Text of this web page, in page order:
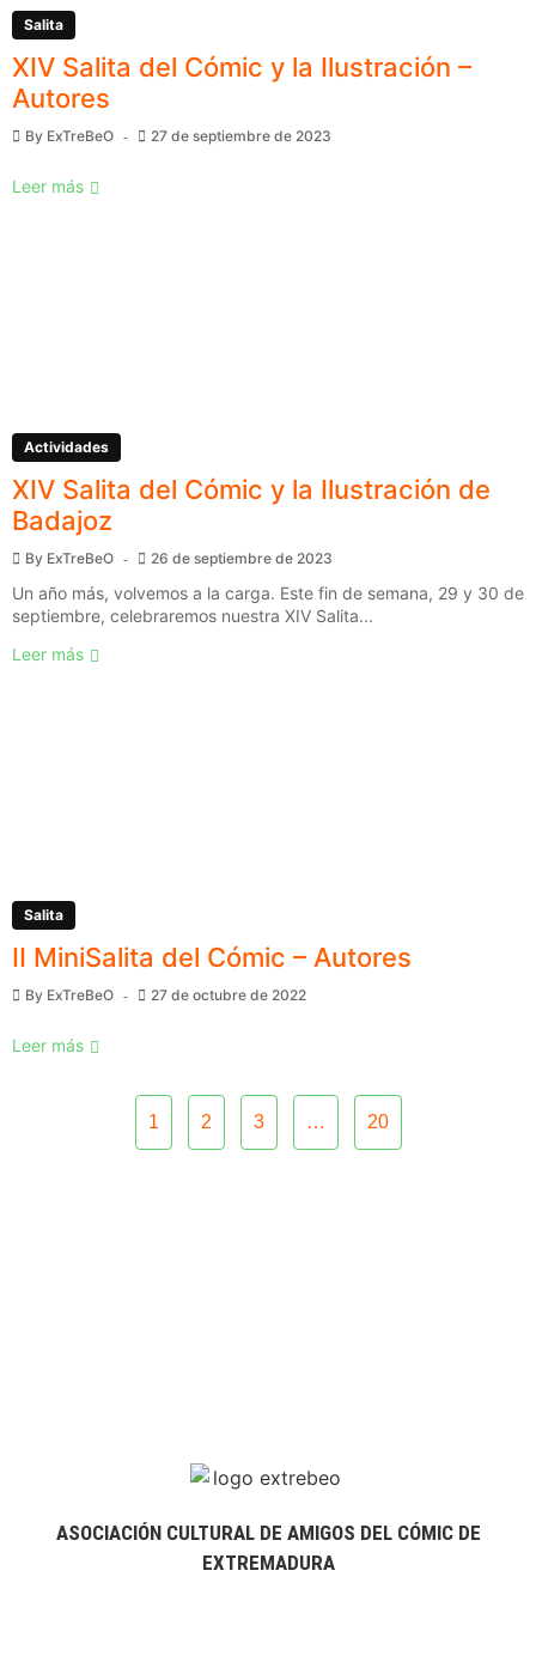
Salita
XIV Salita del Cómic y la Ilustración –
Autores
By ExTreBeO 27 de septiembre de 2023
Leer más
Actividades
XIV Salita del Cómic y la Ilustración de
Badajoz
By ExTreBeO 26 de septiembre de 2023
Un año más, volvemos a la carga. Este fin de semana, 29 y 30 de
septiembre, celebraremos nuestra XIV Salita...
Leer más
Salita
II MiniSalita del Cómic – Autores
By ExTreBeO 27 de octubre de 2022
Leer más
1 2 3 … 20
ASOCIACIÓN CULTURAL DE AMIGOS DEL CÓMIC DE
EXTREMADURA